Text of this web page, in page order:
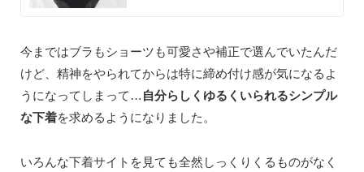
今まではブラもショーツも可愛さや補正で選んでいたんだ
けど、精神をやられてからは特に締め付け感が気になるよ
うになってしまって… 自分らしくゆるくいられるシンプル
な下着を求めるようになりました。
いろんな下着サイトを見ても全然しっくりくるものがなく